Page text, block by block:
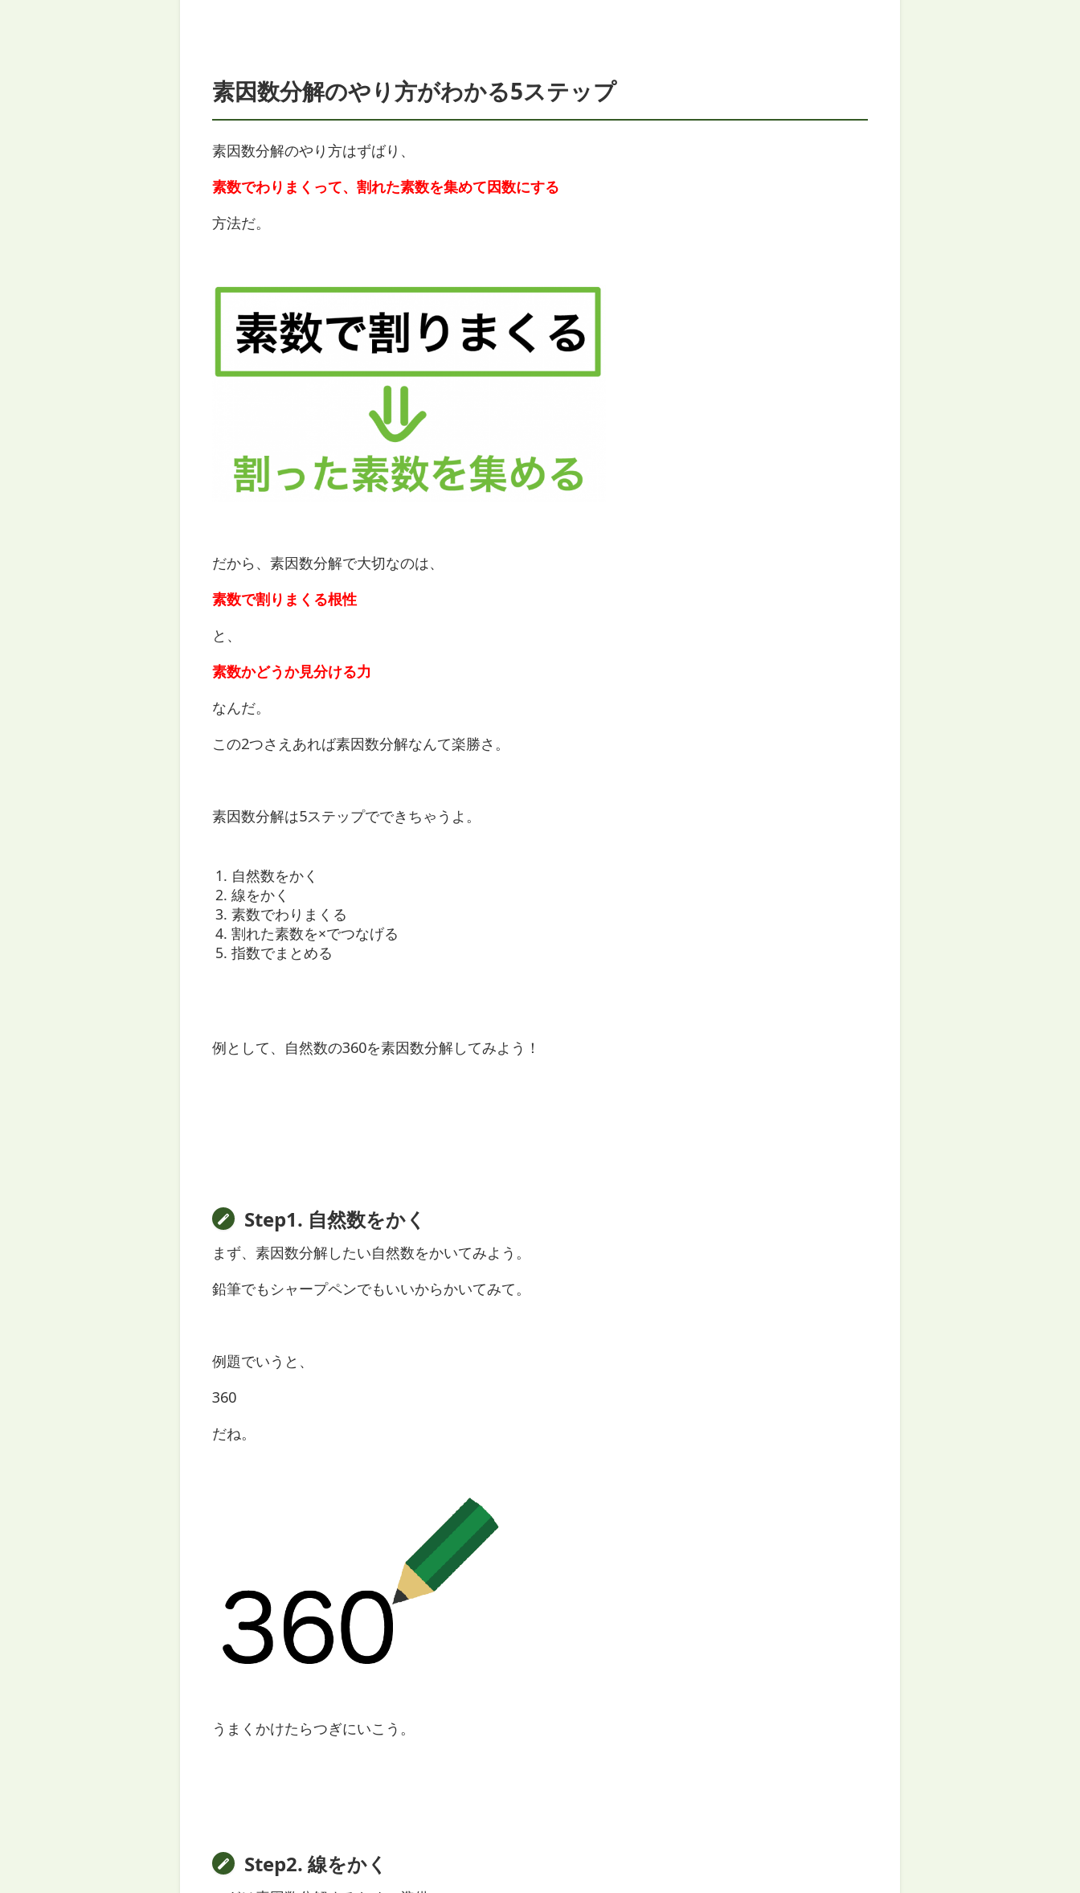
素因数分解のやり方がわかる5ステップ
素因数分解のやり方はずばり、
素数でわりまくって、割れた素数を集めて因数にする
方法だ。
だから、素因数分解で大切なのは、
素数で割りまくる根性
と、
素数かどうか見分ける力
なんだ。
この2つさえあれば素因数分解なんて楽勝さ。
素因数分解は5ステップでできちゃうよ。
自然数をかく
線をかく
素数でわりまくる
割れた素数を×でつなげる
指数でまとめる
例として、自然数の360を素因数分解してみよう！
Step1. 自然数をかく
まず、素因数分解したい自然数をかいてみよう。
鉛筆でもシャープペンでもいいからかいてみて。
例題でいうと、
360
だね。
うまくかけたらつぎにいこう。
Step2. 線をかく